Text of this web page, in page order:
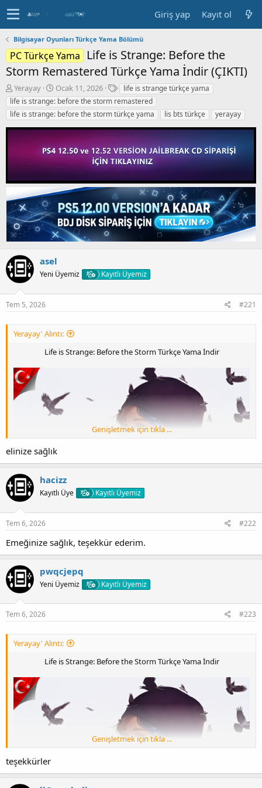
Giriş yap Kayıt ol
Bilgisayar Oyunları Türkçe Yama Bölümü
PC Türkçe Yama
Life is Strange: Before the
Storm Remastered Türkçe Yama İndir (ÇIKTI)
K
o
n
b
u
y
b
ş
a
t
a
n
Yerayay
B
a
ş
l
a
n
g
ı
ç
t
a
r
h
i
Ocak 11, 2026
E
t
i
k
e
t
l
e
r
life is strange türkçe yama
life is strange: before the storm remastered
life is strange: before the storm türkçe yama
lis bts türkçe yerayay
asel
Yeni Üyemiz Kayıtlı Üyemiz
Tem 5, 2026 #221
Yerayay' Alıntı:
Life is Strange: Before the Storm Türkçe Yama İndir
Life is Strange: Before the Storm Remastered Türkçe Yama İndir
Herkese merhabalar bügünÇevirisi bana aitolan bir oyunun
Yamada türkçe karakter desteği vardır, ancak font desteği yoktur.
Bu yama hem oyunun normal verisyonunda hemde Remastered
sürümünde sorunsuz çalışmaktadır.
yama tüm platformlar ile uyumludur.
Korsan verisyonda test edildi.
yama düzenlenmiş yapay zeka çevirisidir.
Yamaya DLC de dahildir.
KURULUM
Genişletmek için tıkla ...
elinize sağlık
hacizz
Kayıtlı Üye Kayıtlı Üyemiz
Tem 6, 2026 #222
Emeğinize sağlık, teşekkür ederim.
pwqcjepq
Yeni Üyemiz Kayıtlı Üyemiz
Tem 6, 2026 #223
Yerayay' Alıntı:
Life is Strange: Before the Storm Türkçe Yama İndir
Genişletmek için tıkla ...
teşekkürler